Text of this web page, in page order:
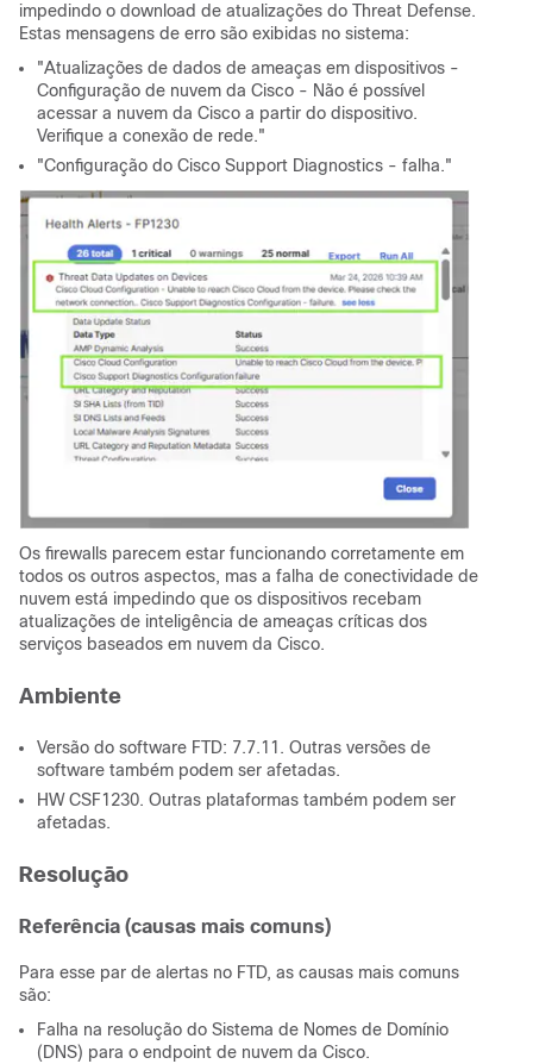
impedindo o download de atualizações do Threat Defense.
Estas mensagens de erro são exibidas no sistema:
"Atualizações de dados de ameaças em dispositivos -
Configuração de nuvem da Cisco - Não é possível
acessar a nuvem da Cisco a partir do dispositivo.
Verifique a conexão de rede."
"Configuração do Cisco Support Diagnostics - falha."
Os firewalls parecem estar funcionando corretamente em
todos os outros aspectos, mas a falha de conectividade de
nuvem está impedindo que os dispositivos recebam
atualizações de inteligência de ameaças críticas dos
serviços baseados em nuvem da Cisco.
Ambiente
Versão do software FTD: 7.7.11. Outras versões de
software também podem ser afetadas.
HW CSF1230. Outras plataformas também podem ser
afetadas.
Resolução
Referência (causas mais comuns)
Para esse par de alertas no FTD, as causas mais comuns
são:
Falha na resolução do Sistema de Nomes de Domínio
(DNS) para o endpoint de nuvem da Cisco.